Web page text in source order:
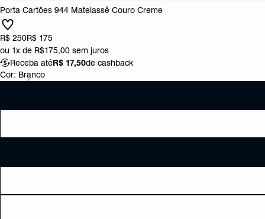
Porta Cartões 944 Matelassê Couro Creme
R$ 250R$ 175
ou 1x de R$175,00 sem juros
Receba atéR$ 17,50de cashback
Cor: Branco